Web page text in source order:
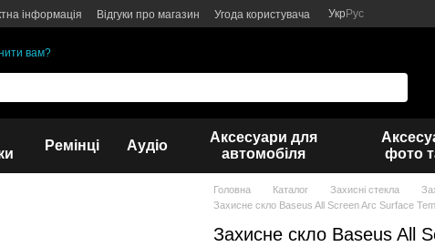
інформація Відгуки про магазин Угода користувача Укр Рус
вам?
Ремінці Аудіо
Аксесуари для
автомобіля
фото
Головна Каталог Захисні стекла
Захисне скло Baseus All Screen Arc Surface
Захисне скло Baseus All